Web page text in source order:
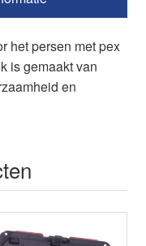
het persen met pex
is gemaakt van
en